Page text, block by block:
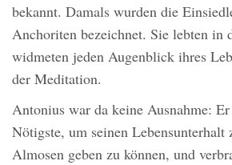
bekannt. Damals wurden die
Anchoriten bezeichnet. Sie lebten in
widmeten jeden Augenblick ihres
der Meditation.
Antonius war da keine Ausnahme:
Nötigste, um seinen Lebensunterhalt
Almosen geben zu können, und